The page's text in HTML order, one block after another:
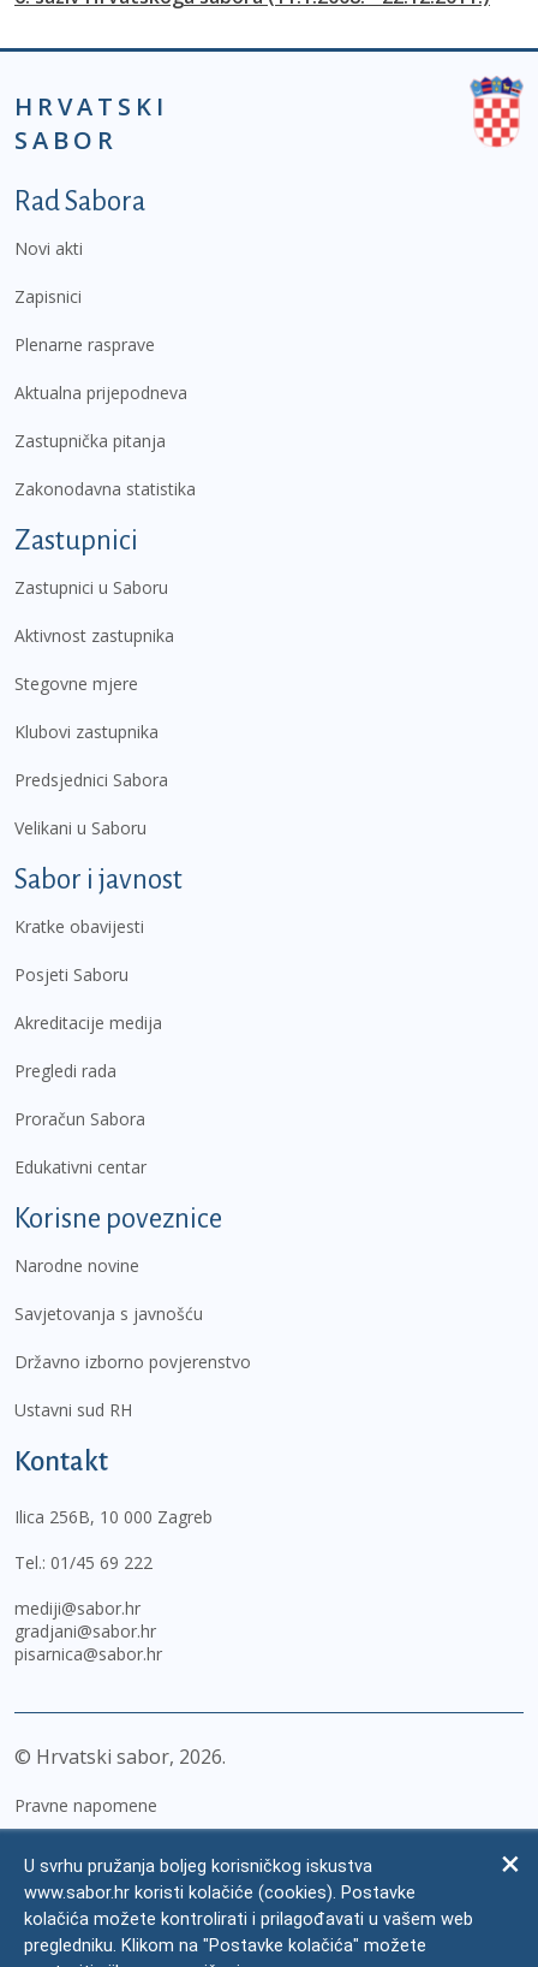
HRVATSKI
SABOR
Podnožje prvi izbornik
Rad Sabora
Novi akti
Zapisnici
Plenarne rasprave
Aktualna prijepodneva
Zastupnička pitanja
Zakonodavna statistika
Zastupnici
Zastupnici u Saboru
Aktivnost zastupnika
Stegovne mjere
Klubovi zastupnika
Predsjednici Sabora
Velikani u Saboru
Sabor i javnost
Kratke obavijesti
Posjeti Saboru
Akreditacije medija
Pregledi rada
Proračun Sabora
Edukativni centar
Korisne poveznice
Narodne novine
Savjetovanja s javnošću
Državno izborno povjerenstvo
Ustavni sud RH
Kontakt
Ilica 256B, 10 000 Zagreb
Tel.: 01/45 69 222
mediji@sabor.hr
gradjani@sabor.hr
pisarnica@sabor.hr
© Hrvatski sabor, 2026
Pravne napomene
Zaštita osobnih podataka
Impressum
U svrhu pružanja boljeg korisničkog iskustva
www.sabor.hr koristi kolačiće (cookies). Postavke
kolačića možete kontrolirati i prilagođavati u vašem web
pregledniku. Klikom na "Postavke kolačića" možete